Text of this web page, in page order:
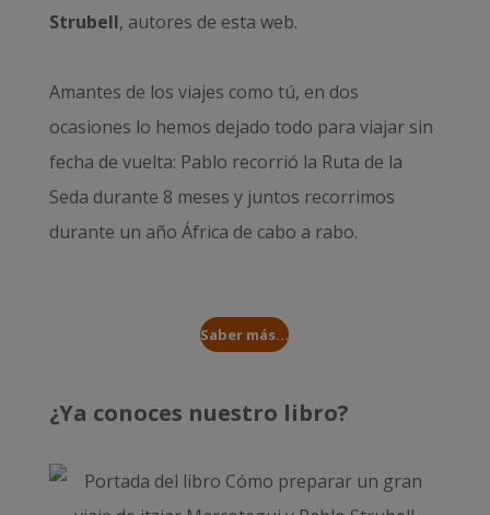
Strubell, autores de esta web.
Amantes de los viajes como tú, en dos
ocasiones lo hemos dejado todo para viajar sin
fecha de vuelta: Pablo recorrió la Ruta de la
Seda durante 8 meses y juntos recorrimos
durante un año África de cabo a rabo.
Saber más...
¿Ya conoces nuestro libro?